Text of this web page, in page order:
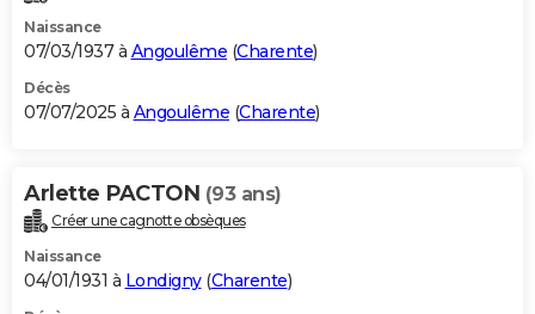
Naissance
07/03/1937 à Angoulême (Charente)
Décès
07/07/2025 à Angoulême (Charente)
Arlette PACTON (93 ans)
Créer une cagnotte obsèques
Naissance
04/01/1931 à Londigny(Charente)